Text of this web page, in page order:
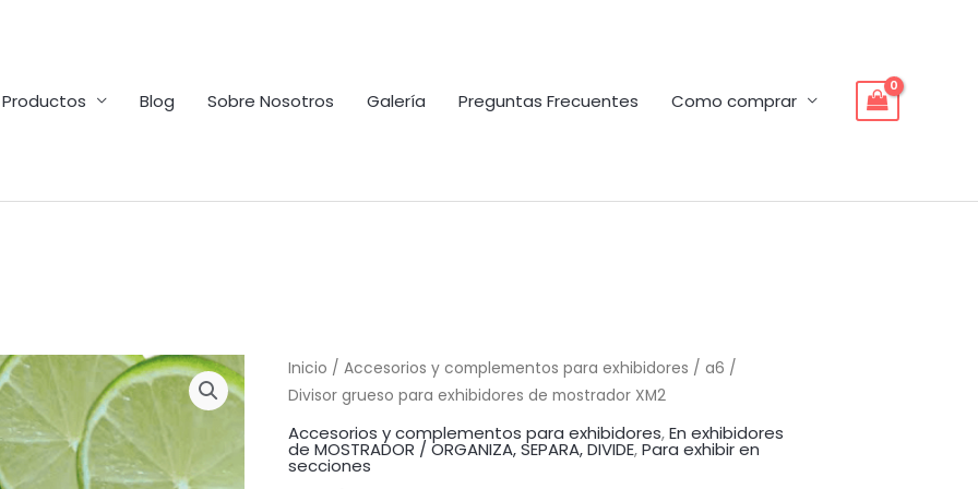
Productos
Blog Sobre Nosotros Galería Preguntas Frecuentes Como comprar
Inicio / Accesorios y complementos para exhibidores / a6 /
Divisor grueso para exhibidores de mostrador XM2
Accesorios y complementos para exhibidores,En exhibidores
de MOSTRADOR / ORGANIZA, SEPARA, DIVIDE,Para exhibir en
secciones